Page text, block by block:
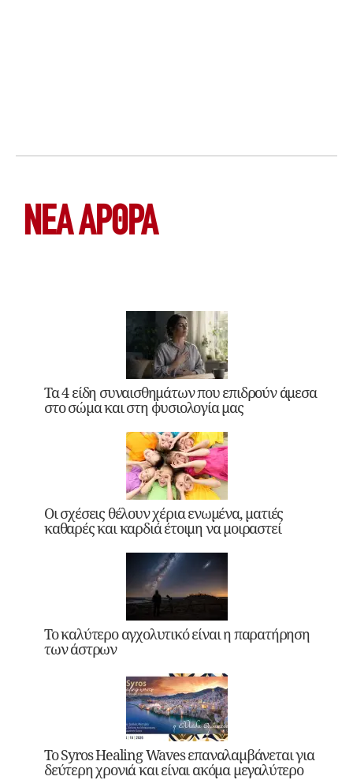
ΝΕΑ ΆΡΘΡΑ
Τα 4 είδη συναισθημάτων που επιδρούν άμεσα
στο σώμα και στη φυσιολογία μας
Οι σχέσεις θέλουν χέρια ενωμένα, ματιές
καθαρές και καρδιά έτοιμη να μοιραστεί
Το καλύτερο αγχολυτικό είναι η παρατήρηση
των άστρων
Το Syros Healing Waves επαναλαμβάνεται για
δεύτερη χρονιά και είναι ακόμα μεγαλύτερο